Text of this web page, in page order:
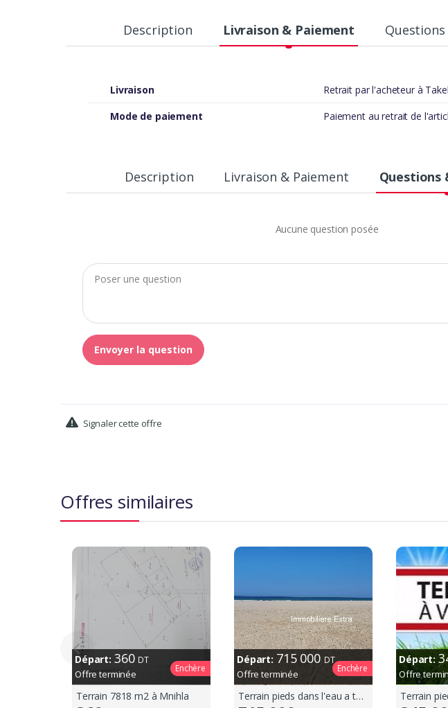
Description Livraison & Paiement Questions
Livraison
Retrait par l'acheteur à
Mode de paiement
Paiement au retrait de
Description Livraison & Paiement Questions
Aucune question posée
Envoyer la question
Signaler cette offre
Offres similaires
Départ: 360 DT
Offre terminée Enchère
Terrain 7818 m2 à Mnihla
Départ: 715 000 DT
Offre terminée Enchère
Terrain pieds dans l'eau a tazarka
Départ:
Offre